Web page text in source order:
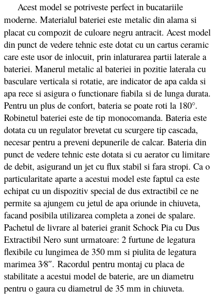
Acest model se potriveste perfect in bucatariile
moderne. Materialul bateriei este metalic din alama si
placat cu compozit de culoare negru antracit. Acest model
din punct de vedere tehnic este dotat cu un cartus ceramic
care este usor de inlocuit, prin inlaturarea partii laterale a
bateriei. Manerul metalic al bateriei in pozitie laterala cu
basculare verticala si rotatie, are indicator de apa calda si
apa rece si asigura o functionare fiabila si de lunga durata.
Pentru un plus de confort, bateria se poate roti la 180°.
Robinetul bateriei este de tip monocomanda. Bateria este
dotata cu un regulator brevetat cu scurgere tip cascada,
necesar pentru a preveni depunerile de calcar. Bateria din
punct de vedere tehnic este dotata si cu aerator cu limitare
de debit, asigurand un jet cu flux stabil si fara stropi. Ca o
particularitate aparte a acestui model este faptul ca este
echipat cu un dispozitiv special de dus extractibil ce ne
permite sa ajungem cu jetul de apa oriunde in chiuveta,
facand posibila utilizarea completa a zonei de spalare.
Pachetul de livrare al bateriei granit Schock Pia cu Dus
Extractibil Nero sunt urmatoare: 2 furtune de legatura
flexibile cu lungimea de 350 mm si piulita de legatura
marimea 3⁄8″. Racordul pentru montaj cu placa de
stabilitate a acestui model de baterie, are un diametru
pentru o gaura cu diametrul de 35 mm in chiuveta.